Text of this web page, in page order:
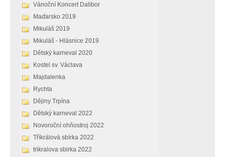
Vánoční Koncert Dalibor
Maďarsko 2019
Mikuláš 2019
Mikuláš - Hlásnice 2019
Dětský karneval 2020
Kostel sv. Václava
Majdalenka
Rychta
Dějiny Trpína
Dětský karneval 2022
Novoroční ohňostroj 2022
Tříkrálová sbírka 2022
trikralova sbirka 2022